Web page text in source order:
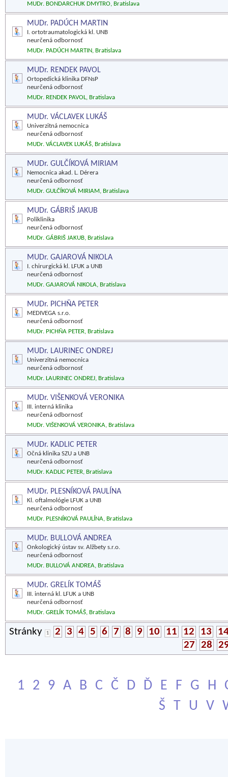
MUDr. BONDARCHUK DMYTRO, Bratislava
MUDr. PADÚCH MARTIN
I. ortotraumatologická kl. UNB
neurčená odbornosť
MUDr. PADÚCH MARTIN, Bratislava
MUDr. RENDEK PAVOL
Ortopedická klinika DFNsP
neurčená odbornosť
MUDr. RENDEK PAVOL, Bratislava
MUDr. VÁCLAVEK LUKÁŠ
Univerzitná nemocnica
neurčená odbornosť
MUDr. VÁCLAVEK LUKÁŠ, Bratislava
MUDr. GULČÍKOVÁ MIRIAM
Nemocnica akad. L. Dérera
neurčená odbornosť
MUDr. GULČÍKOVÁ MIRIAM, Bratislava
MUDr. GÁBRIŠ JAKUB
Poliklinika
neurčená odbornosť
MUDr. GÁBRIŠ JAKUB, Bratislava
MUDr. GAJAROVÁ NIKOLA
I. chirurgická kl. LFUK a UNB
neurčená odbornosť
MUDr. GAJAROVÁ NIKOLA, Bratislava
MUDr. PICHŇA PETER
MEDIVEGA s.r.o.
neurčená odbornosť
MUDr. PICHŇA PETER, Bratislava
MUDr. LAURINEC ONDREJ
Univerzitná nemocnica
neurčená odbornosť
MUDr. LAURINEC ONDREJ, Bratislava
MUDr. VIŠENKOVÁ VERONIKA
III. interná klinika
neurčená odbornosť
MUDr. VIŠENKOVÁ VERONIKA, Bratislava
MUDr. KADLIC PETER
Očná klinika SZU a UNB
neurčená odbornosť
MUDr. KADLIC PETER, Bratislava
MUDr. PLESNÍKOVÁ PAULÍNA
Kl. oftalmológie LFUK a UNB
neurčená odbornosť
MUDr. PLESNÍKOVÁ PAULÍNA, Bratislava
MUDr. BULLOVÁ ANDREA
Onkologický ústav sv. Alžbety s.r.o.
neurčená odbornosť
MUDr. BULLOVÁ ANDREA, Bratislava
MUDr. GRELÍK TOMÁŠ
III. interná kl. LFUK a UNB
neurčená odbornosť
MUDr. GRELÍK TOMÁŠ, Bratislava
Stránky 1 2 3 4 5 6 7 8 9 10 11 12 13
27 28
1 2 9 A B C Č D Ď E F G H
Š
T U V